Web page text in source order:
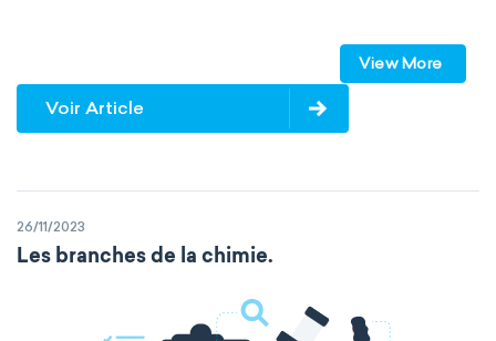
physical properties of matter pressure
solid temperature volume
View More
Voir Article
26/11/2023
Les branches de la chimie.